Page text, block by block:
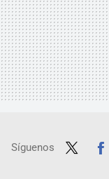
Síguenos